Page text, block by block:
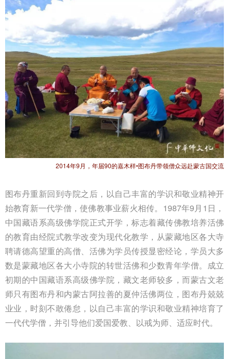
2014年9月，年届90的嘉木样•图布丹带领僧众远赴蒙古国交流
图布丹重新回到寺院之后，以自己丰富的学识和敬业精神开
始教育新一代学僧，使佛教事业薪火相传。1987年9月1日，
中国藏语系高级佛学院正式开学，标志着藏传佛教培养活佛
的教育由经院式教学改变为现代化教学，从蒙藏地区各大寺
聘请德高望重的高僧、活佛为学员传授显密经论，学员大多
数是蒙藏地区各大小寺院的转世活佛和少数青年学僧。成立
初期的中国藏语系高级佛学院，藏文老师较多，而蒙古文老
师只有图布丹和内蒙古阿拉善的夏仲活佛两位，图布丹兢兢
业业，时刻不敢倦怠，以自己丰富的学识和敬业精神培育了
一代代学僧，并引导他们爱国爱教、以戒为师、适应时代。